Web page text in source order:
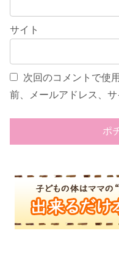
サイト
次回のコメントで使
前、メールアドレス、サ